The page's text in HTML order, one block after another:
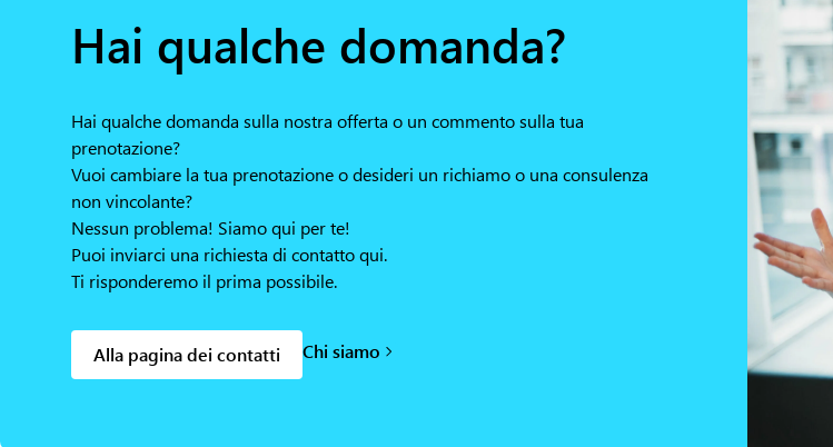
Hai qualche domanda?
Hai qualche domanda sulla nostra offerta o un commento sulla tua
prenotazione?
Vuoi cambiare la tua prenotazione o desideri un richiamo o una consulenza
non vincolante?
Nessun problema! Siamo qui per te!
Puoi inviarci una richiesta di contatto qui.
Ti risponderemo il prima possibile.
Alla pagina dei contatti Chi siamo